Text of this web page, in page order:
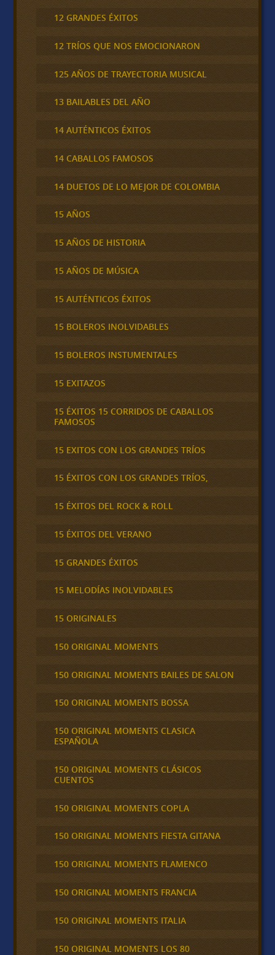
12 GRANDES ÉXITOS
12 TRÍOS QUE NOS EMOCIONARON
125 AÑOS DE TRAYECTORIA MUSICAL
13 BAILABLES DEL AÑO
14 AUTÉNTICOS ÉXITOS
14 CABALLOS FAMOSOS
14 DUETOS DE LO MEJOR DE COLOMBIA
15 AÑOS
15 AÑOS DE HISTORIA
15 AÑOS DE MÚSICA
15 AUTÉNTICOS ÉXITOS
15 BOLEROS INOLVIDABLES
15 BOLEROS INSTUMENTALES
15 EXITAZOS
15 ÉXITOS 15 CORRIDOS DE CABALLOS
FAMOSOS
15 EXITOS CON LOS GRANDES TRÍOS
15 ÉXITOS CON LOS GRANDES TRÍOS,
15 ÉXITOS DEL ROCK & ROLL
15 ÉXITOS DEL VERANO
15 GRANDES ÉXITOS
15 MELODÍAS INOLVIDABLES
15 ORIGINALES
150 ORIGINAL MOMENTS
150 ORIGINAL MOMENTS BAILES DE SALON
150 ORIGINAL MOMENTS BOSSA
150 ORIGINAL MOMENTS CLASICA
ESPAÑOLA
150 ORIGINAL MOMENTS CLÁSICOS
CUENTOS
150 ORIGINAL MOMENTS COPLA
150 ORIGINAL MOMENTS FIESTA GITANA
150 ORIGINAL MOMENTS FLAMENCO
150 ORIGINAL MOMENTS FRANCIA
150 ORIGINAL MOMENTS ITALIA
150 ORIGINAL MOMENTS LOS 80